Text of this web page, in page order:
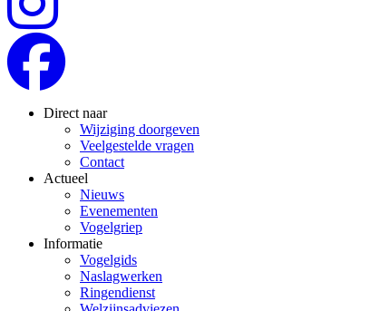
Direct naar
Wijziging doorgeven
Veelgestelde vragen
Contact
Actueel
Nieuws
Evenementen
Vogelgriep
Informatie
Vogelgids
Naslagwerken
Ringendienst